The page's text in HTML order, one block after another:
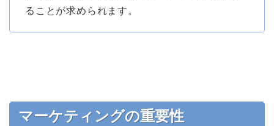
ることが求められます。
マーケティングの重要性